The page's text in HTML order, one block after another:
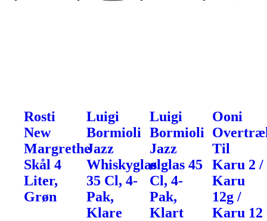
Rosti
New
Margrethe
Skål 4
Liter,
Grøn
Luigi
Bormioli
Jazz
Whiskyglas
35 Cl, 4-
Pak,
Klare
Luigi
Bormioli
Jazz
ølglas 45
Cl, 4-
Pak,
Klart
Ooni
Til
Karu 2 /
Karu
12g /
Karu 12